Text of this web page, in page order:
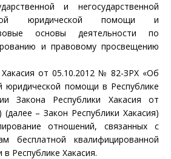
и негосударственной
юридической помощи и
основы деятельности по
и правовому просвещению
Хакасия от 05.10.2012 № 82-ЗРХ «Об
юридической помощи в Республике
Закона Республики Хакасия от
(далее – Закон Республики Хакасия)
отношений, связанных с
бесплатной квалифицированной
Республике Хакасия.